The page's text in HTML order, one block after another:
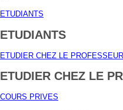
ETUDIANTS
ETUDIANTS
ETUDIER CHEZ LE PROFESSEUR
ETUDIER CHEZ LE
COURS PRIVES